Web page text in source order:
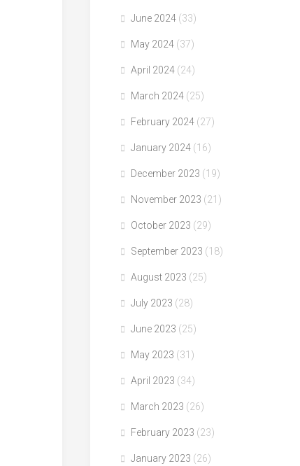
June 2024 (33)
May 2024 (37)
April 2024 (24)
March 2024 (25)
February 2024 (27)
January 2024 (16)
December 2023 (19)
November 2023 (21)
October 2023 (29)
September 2023 (18)
August 2023 (25)
July 2023 (28)
June 2023 (25)
May 2023 (31)
April 2023 (34)
March 2023 (26)
February 2023 (23)
January 2023 (26)